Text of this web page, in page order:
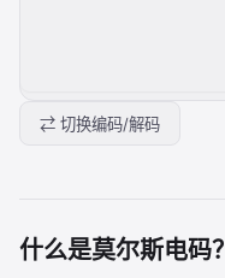
⇄ 切换编码/解码
什么是莫尔斯电码？